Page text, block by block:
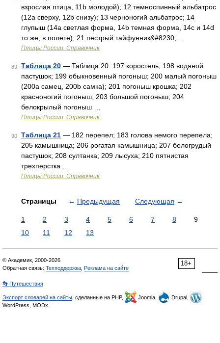
взрослая птица, 11b молодой); 12 темноспинный альбатрос
(12a сверху, 12b снизу); 13 черноногий альбатрос; 14
глупыш (14a светлая форма, 14b темная форма, 14c и 14d
то же, в полете); 21 пестрый тайфунник&#8230; …
Птицы России. Справочник
89 Таблица 20 — Таблица 20. 197 коростель; 198 водяной
пастушок; 199 обыкновенный погоныш; 200 малый погоныш
(200a самец, 200b самка); 201 погоныш крошка; 202
красноногий погоныш; 203 большой погоныш; 204
белокрылый погоныш …
Птицы России. Справочник
90 Таблица 21 — 182 перепел; 183 голова немого перепела;
205 камышница; 206 рогатая камышница; 207 белогрудый
пастушок; 208 султанка; 209 лысуха; 210 пятнистая
трехперстка …
Птицы России. Справочник
Страницы ← Предыдущая Следующая →
1 2 3 4 5 6 7 8
9
10
11 12 13
18+
© Академик, 2000-2026
Обратная связь: Техподдержка Реклама на сайте
👣 Путешествия
Экспорт словарей на сайты , сделанные на PHP, Joomla,
Drupal,
WordPress, MODx.